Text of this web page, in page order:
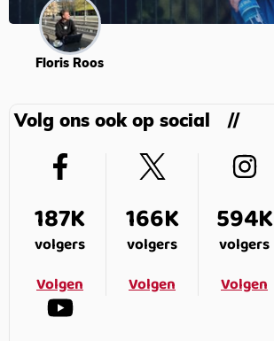
Floris Roos
Volg ons ook op social
187K
volgers
Volgen
166K
volgers
Volgen
594K
volgers
Volgen